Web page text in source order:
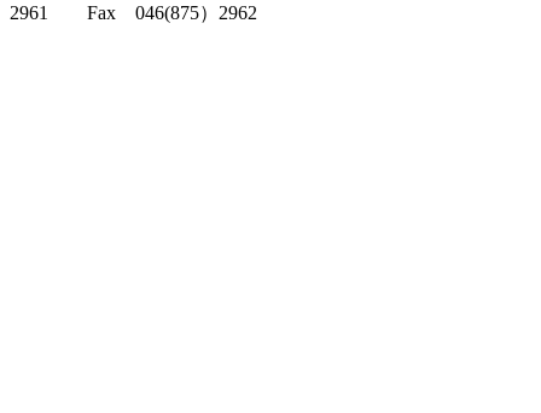
2961 Fax 046(875）2962